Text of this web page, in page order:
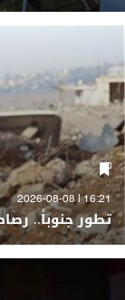
16:21 | 2026-08-08
تطور جنوباً..